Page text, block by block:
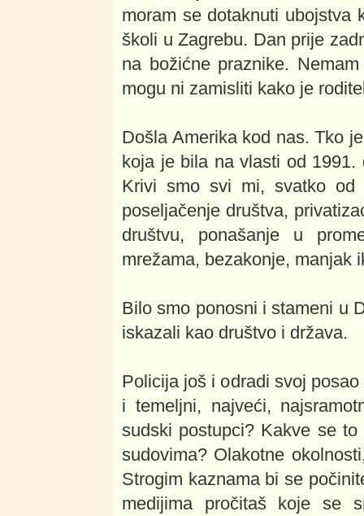
moram se dotaknuti ubojstva
školi u Zagrebu. Dan prije
na božićne praznike.
mogu ni zamisliti kako je
Došla Amerika kod nas. Tko
koja je bila na vlasti od
Krivi smo svi mi, svatko od
poseljačenje društva,
društvu, ponašanje u
mrežama, bezakonje, manjak
Bilo smo ponosni i stameni u
iskazali kao društvo i država.
Policija još i odradi svoj
i temeljni, najveći,
sudski postupci? Kakve se
sudovima? Olakotne
Strogim kaznama bi se
medijima pročitaš koje se